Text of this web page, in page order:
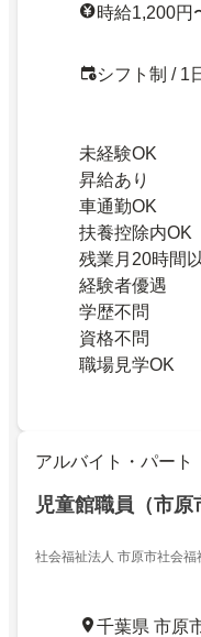
時給1,200円
シフト制 / 1
未経験OK
昇給あり
車通勤OK
扶養控除内OK
残業月20時間
経験者優遇
学歴不問
資格不問
職場見学OK
アルバイト・パート
児童館職員（市原
社会福祉法人 市原市社会福
千葉県 市原